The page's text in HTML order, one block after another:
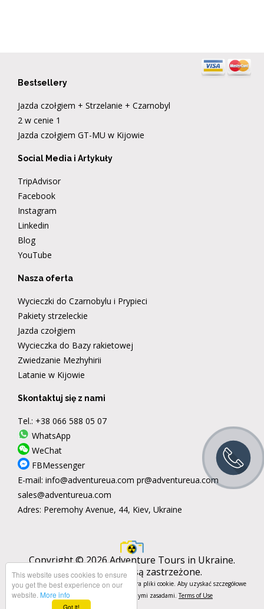
Got it!
This website uses cookies to ensure
you get the best experience on our
website. More info
Bestsellery
Jazda czołgiem + Strzelanie + Czarnobyl
2 w cenie 1
Jazda czołgiem GT-MU w Kijowie
Social Media i Artykuły
TripAdvisor
Facebook
Instagram
Linkedin
Blog
YouTube
Nasza oferta
Wycieczki do Czarnobylu i Prypieci
Pakiety strzeleckie
Jazda czołgiem
Wycieczka do Bazy rakietowej
Zwiedzanie Mezhyhirii
Latanie w Kijowie
Skontaktuj się z nami
Tel.: +38 066 588 05 07
WhatsApp
WeChat
FBMessenger
E-mail: info@adventureua.com pr@adventureua.com
sales@adventureua.com
Adres: Peremohy Avenue, 44, Kiev, Ukraine
Copyright © 2026 Adventure Tours in Ukraine.
Wszelkie prawa są zastrzeżone.
Aby zapamiętać Twoje gusty, ta strona zbiera pliki cookie. Aby uzyskać szczegółowe
informacje, zapoznaj się z naszymi zasadami.Terms of Use